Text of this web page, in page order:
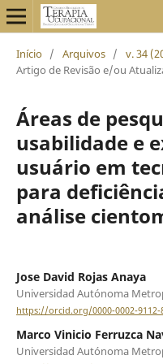
Início / Arquivos / v. 34
Artigo de Revisão e/ou
Áreas de
usabilidade e
usuário em
para
análise
Jose David Rojas Anaya
Universidad Autónoma
https://orcid.org/0000-0002-9112-
Marco Vinicio Ferruzca
Universidad Autónoma